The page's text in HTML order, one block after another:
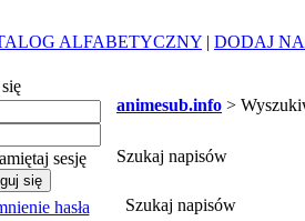
ALFABETYCZNY | DODAJ
sesję
hasła
animesub.info >
Szukaj napisów
Szukaj napisów